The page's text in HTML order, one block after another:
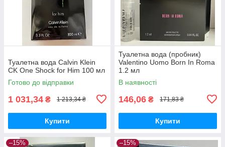
Туалетна вода Calvin Klein
CK One Shock for Him 100 мл
Готово до відправки
1 031,34 ₴ 1 213,34 ₴
Купити
Туалетна вода (пробник)
Valentino Uomo Born In Roma
1.2 мл
В наявності
146,06 ₴ 171,83 ₴
Купити
–15% –15%